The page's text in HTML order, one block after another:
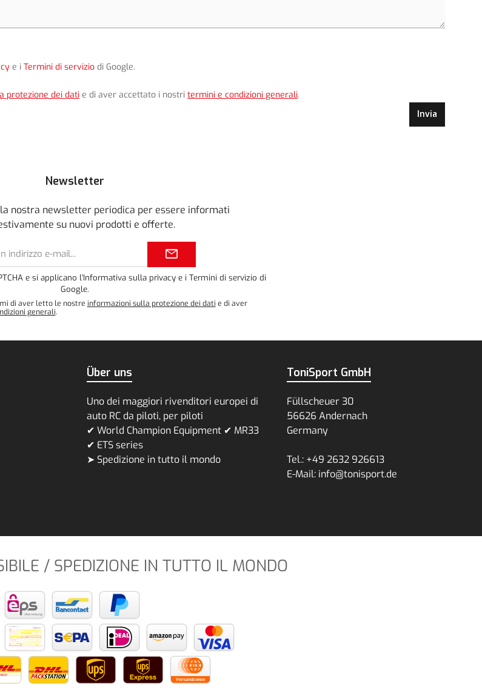
e i Termini di servizio di Google.
protezione dei dati e di aver accettato i nostri termini e condizioni generali.
Invia
Newsletter
nostra newsletter periodica per essere informati
su nuovi prodotti e offerte.
e-
e si applicano l'Informativa sulla privacy e i Termini di servizio di
Google.
di aver letto le nostre informazioni sulla protezione dei dati e di aver
generali.
Über uns
Uno dei maggiori rivenditori europei di
auto RC da piloti, per piloti
✔ World Champion Equipment ✔ MR33
✔ ETS series
➤ Spedizione in tutto il mondo
ToniSport GmbH
Füllscheuer 30
56626 Andernach
Germany
Tel.: +49 2632 926613
E-Mail: info@tonisport.de
/ SPEDIZIONE IN TUTTO IL MONDO